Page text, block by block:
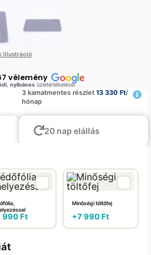
illustráció
vélemény
, nyilvánosüzletértékelései
3 kamatmentes részlet 13 330 Ft/
hónap
20 nap elállás
990Ft
Minőségi töltőfej
+7 990Ft